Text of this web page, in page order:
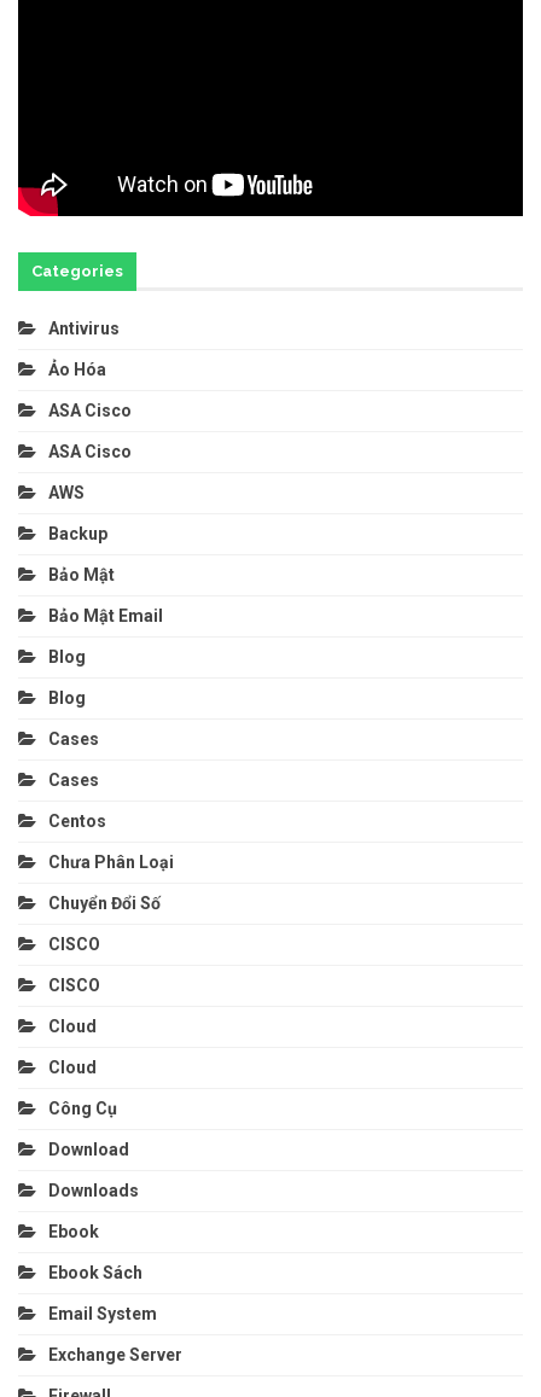
Categories
Antivirus
Ảo Hóa
ASA Cisco
ASA Cisco
AWS
Backup
Bảo Mật
Bảo Mật Email
Blog
Blog
Cases
Cases
Centos
Chưa Phân Loại
Chuyển Đổi Số
CISCO
CISCO
Cloud
Cloud
Công Cụ
Download
Downloads
Ebook
Ebook Sách
Email System
Exchange Server